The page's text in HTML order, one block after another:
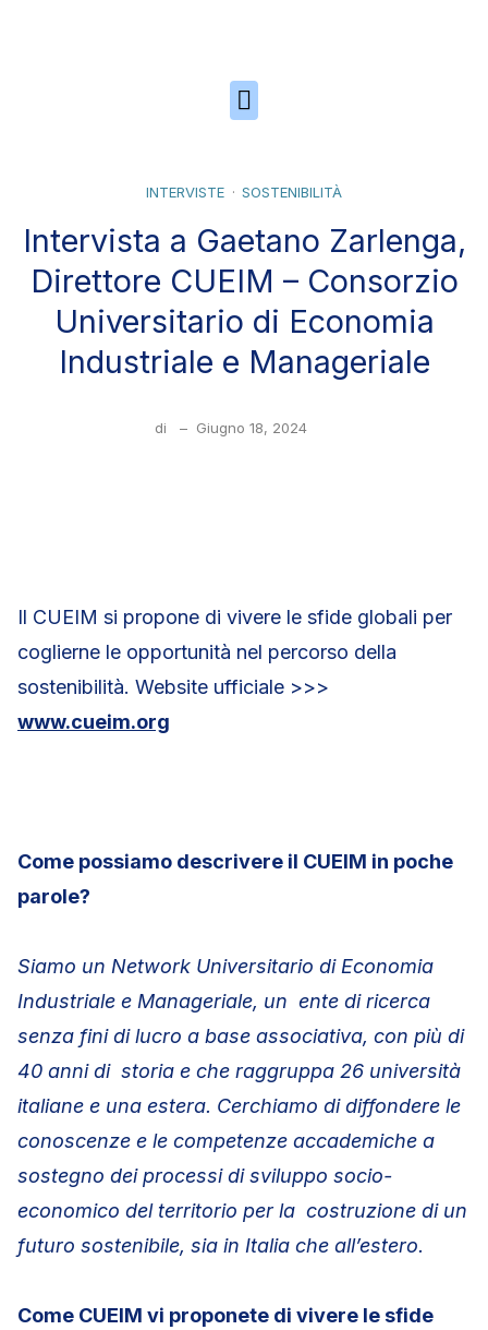
INTERVISTE SOSTENIBILITÀ
Intervista a Gaetano Zarlenga,
Direttore CUEIM – Consorzio
Universitario di Economia
Industriale e Manageriale
di – Giugno 18, 2024
Il CUEIM si propone di vivere le sfide globali per
coglierne le opportunità nel percorso della
sostenibilità. Website ufficiale >>>
www.cueim.org
Come possiamo descrivere il CUEIM in poche
parole?
Siamo un Network Universitario di Economia
Industriale e Manageriale, un ente di ricerca
senza fini di lucro a base associativa, con più di
40 anni di storia e che raggruppa 26 università
italiane e una estera. Cerchiamo di diffondere le
conoscenze e le competenze accademiche a
sostegno dei processi di sviluppo socio-
economico del territorio per la costruzione di un
futuro sostenibile, sia in Italia che all’estero.
Come CUEIM vi proponete di vivere le sfide